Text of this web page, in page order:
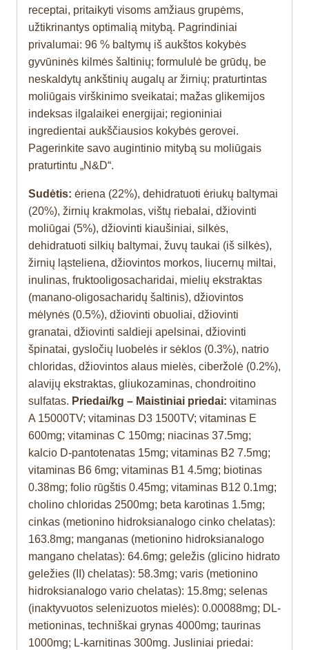
receptai, pritaikyti visoms amžiaus grupėms,
užtikrinantys optimalią mitybą. Pagrindiniai
privalumai: 96 % baltymų iš aukštos kokybės
gyvūninės kilmės šaltinių; formululė be grūdų, be
neskaldytų ankštinių augalų ar žirnių; praturtintas
moliūgais virškinimo sveikatai; mažas glikemijos
indeksas ilgalaikei energijai; regioniniai
ingredientai aukščiausios kokybės gerovei.
Pagerinkite savo augintinio mitybą su moliūgais
praturtintu „N&D“.
Sudėtis: ėriena (22%), dehidratuoti ėriukų baltymai
(20%), žirnių krakmolas, vištų riebalai, džiovinti
moliūgai (5%), džiovinti kiaušiniai, silkės,
dehidratuoti silkių baltymai, žuvų taukai (iš silkės),
žirnių ląsteliena, džiovintos morkos, liucernų miltai,
inulinas, fruktooligosacharidai, mielių ekstraktas
(manano-oligosacharidų šaltinis), džiovintos
mėlynės (0.5%), džiovinti obuoliai, džiovinti
granatai, džiovinti saldieji apelsinai, džiovinti
špinatai, gysločių luobelės ir sėklos (0.3%), natrio
chloridas, džiovintos alaus mielės, ciberžolė (0.2%),
alavijų ekstraktas, gliukozaminas, chondroitino
sulfatas. Priedai/kg – Maistiniai priedai: vitaminas
A 15000TV; vitaminas D3 1500TV; vitaminas E
600mg; vitaminas C 150mg; niacinas 37.5mg;
kalcio D-pantotenatas 15mg; vitaminas B2 7.5mg;
vitaminas B6 6mg; vitaminas B1 4.5mg; biotinas
0.38mg; folio rūgštis 0.45mg; vitaminas B12 0.1mg;
cholino chloridas 2500mg; beta karotinas 1.5mg;
cinkas (metionino hidroksianalogo cinko chelatas):
163.8mg; manganas (metionino hidroksianalogo
mangano chelatas): 64.6mg; geležis (glicino hidrato
geležies (II) chelatas): 58.3mg; varis (metionino
hidroksianalogo vario chelatas): 15.8mg; selenas
(inaktyvuotos selenizuotos mielės): 0.00088mg; DL-
metioninas, techniškai grynas 4000mg; taurinas
1000mg; L-karnitinas 300mg. Jusliniai priedai: